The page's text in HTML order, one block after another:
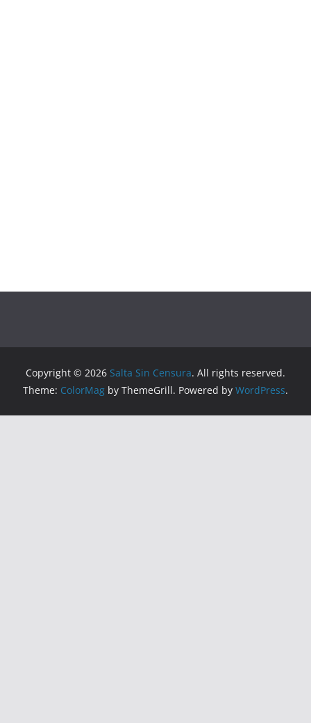
Copyright © 2026 Salta Sin Censura. All rights reserved.
Theme: ColorMag by ThemeGrill. Powered by WordPress.